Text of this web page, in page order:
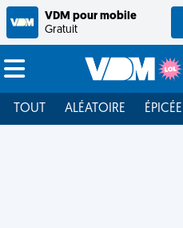
VDM pour mobile
Gratuit
TOUT ALÉATOIRE ÉPICÉE